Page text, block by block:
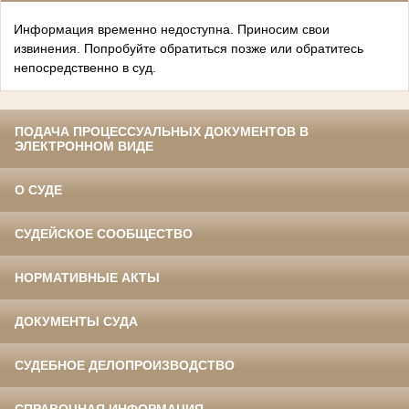
Информация временно недоступна. Приносим свои
извинения. Попробуйте обратиться позже или обратитесь
непосредственно в суд.
ПОДАЧА ПРОЦЕССУАЛЬНЫХ ДОКУМЕНТОВ В
ЭЛЕКТРОННОМ ВИДЕ
О СУДЕ
СУДЕЙСКОЕ СООБЩЕСТВО
НОРМАТИВНЫЕ АКТЫ
ДОКУМЕНТЫ СУДА
СУДЕБНОЕ ДЕЛОПРОИЗВОДСТВО